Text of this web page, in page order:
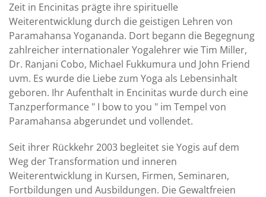
Zeit in Encinitas prägte ihre spirituelle
Weiterentwicklung durch die geistigen Lehren von
Paramahansa Yogananda. Dort begann die Begegnung
zahlreicher internationaler Yogalehrer wie Tim Miller,
Dr. Ranjani Cobo, Michael Fukkumura und John Friend
uvm. Es wurde die Liebe zum Yoga als Lebensinhalt
geboren. Ihr Aufenthalt in Encinitas wurde durch eine
Tanzperformance " I bow to you " im Tempel von
Paramahansa abgerundet und vollendet.
Seit ihrer Rückkehr 2003 begleitet sie Yogis auf dem
Weg der Transformation und inneren
Weiterentwicklung in Kursen, Firmen, Seminaren,
Fortbildungen und Ausbildungen. Die Gewaltfreien